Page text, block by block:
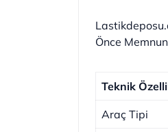
Önce
Teknik
Araç Tipi